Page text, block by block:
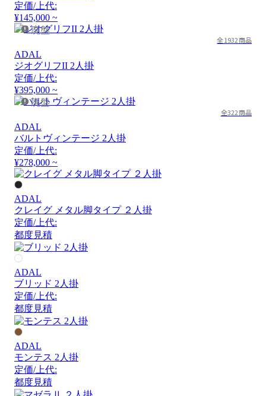
定価/上代:
¥145,000 ~
廃盤
全1932商品
ADAL
ジオグリフII 2人掛
定価/上代:
¥395,000 ~
廃盤
全322商品
ADAL
バルトヴィンテージ 2人掛
定価/上代:
¥278,000 ~
ADAL
クレイグ メタル脚タイプ ２人掛
定価/上代:
都度見積
ADAL
ブリッド 2人掛
定価/上代:
都度見積
ADAL
モンテス 2人掛
定価/上代:
都度見積